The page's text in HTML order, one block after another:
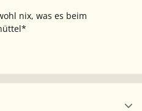
nix, was es beim